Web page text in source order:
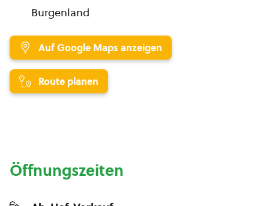
Burgenland
Auf Google Maps anzeigen
Route planen
Öffnungszeiten